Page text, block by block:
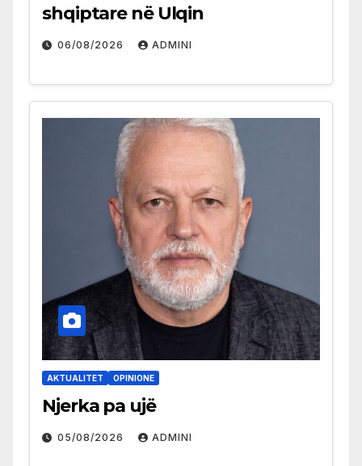
shqiptare në Ulqin
06/08/2026 ADMINI
AKTUALITET OPINIONE
Njerka pa ujë
05/08/2026 ADMINI